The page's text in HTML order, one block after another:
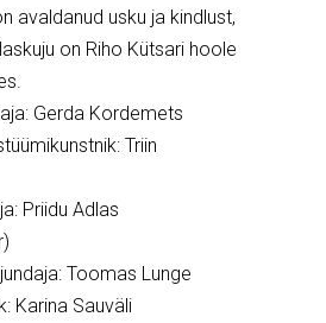
avaldanud usku ja kindlust,
on Riho Kütsari hoole
Gerda Kordemets
Triin
Priidu Adlas
Toomas Lunge
Karina Sauväli